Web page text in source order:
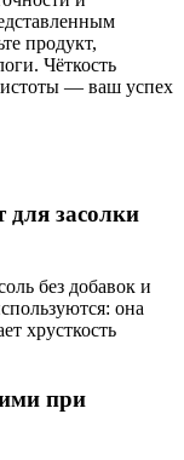
продукт,
Чёткость
— ваш успех
для засолки
без добавок и
она
хрусткость
при